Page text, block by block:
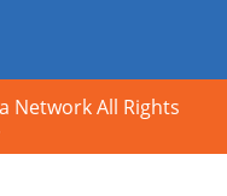
Network All Rights